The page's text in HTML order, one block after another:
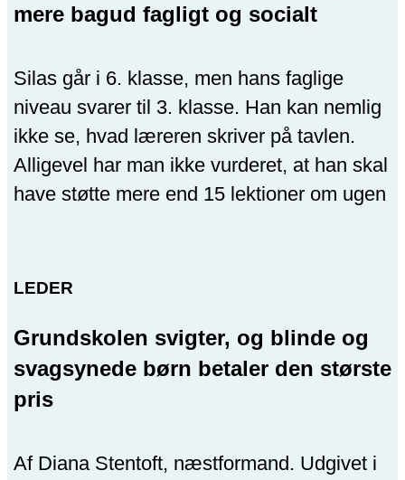
mere bagud fagligt og socialt
Silas går i 6. klasse, men hans faglige
niveau svarer til 3. klasse. Han kan nemlig
ikke se, hvad læreren skriver på tavlen.
Alligevel har man ikke vurderet, at han skal
have støtte mere end 15 lektioner om ugen
LEDER
Grundskolen svigter, og blinde og
svagsynede børn betaler den største
pris
Af Diana Stentoft, næstformand. Udgivet i